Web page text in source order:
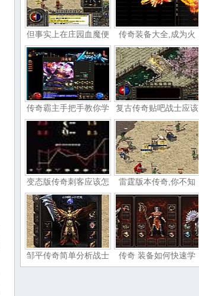
但事实上在庄园血魔便 传奇装备大全,成为火
传奇霸主手把手教你学 复古传奇贴吧战士应该
变态版传奇刺客应该怎 雷霆版本传奇,你不知
邹平传奇简单分析战士 传奇 装备如何快速学